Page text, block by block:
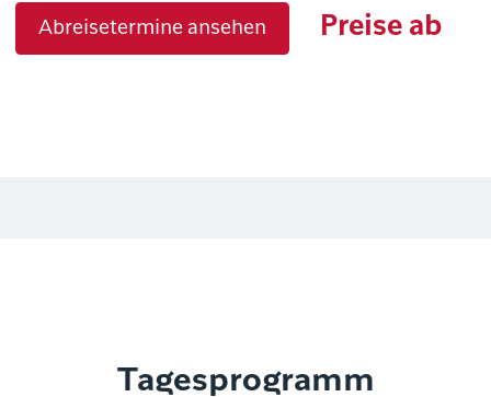
Abreisetermine ansehen Preise ab
Tagesprogramm